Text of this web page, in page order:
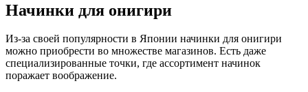
Начинки для онигири
Из-за своей популярности в Японии начинки для онигири
можно приобрести во множестве магазинов. Есть даже
специализированные точки, где ассортимент начинок
поражает воображение.